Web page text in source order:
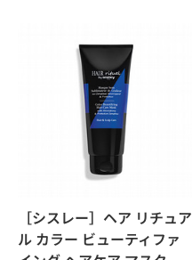
［シスレー］ヘア リチュア
ル カラー ビューティファ